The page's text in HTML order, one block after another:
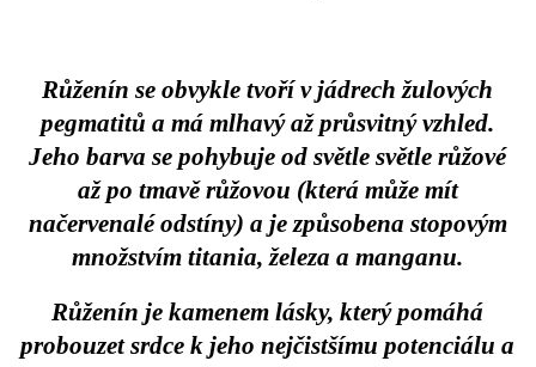
Růženín se obvykle tvoří v jádrech žulových
pegmatitů a má mlhavý až průsvitný vzhled.
Jeho barva se pohybuje od světle světle růžové
až po tmavě růžovou (která může mít
načervenalé odstíny) a je způsobena stopovým
množstvím titania, železa a manganu.
Růženín je kamenem lásky, který pomáhá
probouzet srdce k jeho nejčistšímu potenciálu a